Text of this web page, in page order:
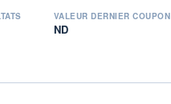
VALEUR DERNIER COUPON
ND